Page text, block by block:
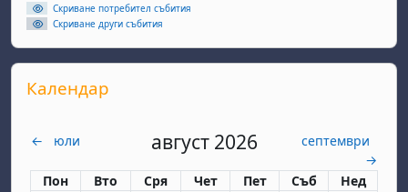
Скриване потребител събития
Скриване други събития
Прескочи Календар
Календар
← юли август 2026
септември
→
Понеделник
Пон вторник
Вто сряда
Сря четвъртък
Чет петък
Пет събота
Съб неделя
Нед